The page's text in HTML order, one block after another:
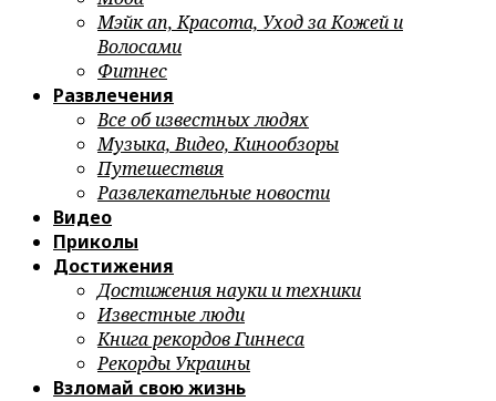
Мэйк ап, Красота, Уход за Кожей и
Волосами
Фитнес
Развлечения
Все об известных людях
Музыка, Видео, Кинообзоры
Путешествия
Развлекательные новости
Видео
Приколы
Достижения
Достижения науки и техники
Известные люди
Книга рекордов Гиннеса
Рекорды Украины
Взломай свою жизнь